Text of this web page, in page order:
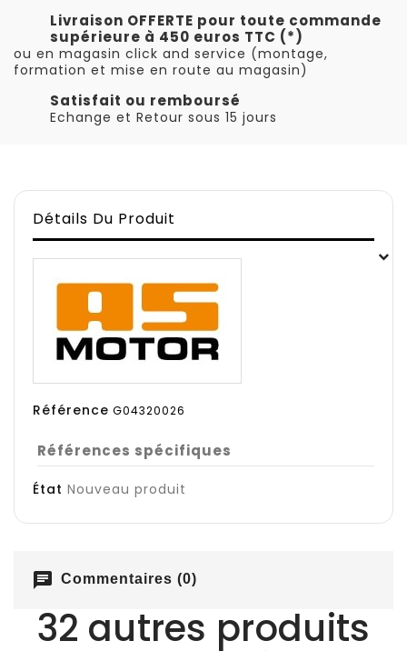
Livraison OFFERTE pour toute commande
supérieure à 450 euros TTC (*)
ou en magasin click and service (montage,
formation et mise en route au magasin)
Satisfait ou remboursé
Echange et Retour sous 15 jours
Détails Du Produit
Référence G04320026
Références spécifiques
État Nouveau produit
chat Commentaires (0)
32 autres produits